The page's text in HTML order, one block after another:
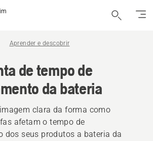
Aprender e descobrir
de tempo de
da bateria
clara da forma como
afetam o tempo de
dos seus produtos a bateria da